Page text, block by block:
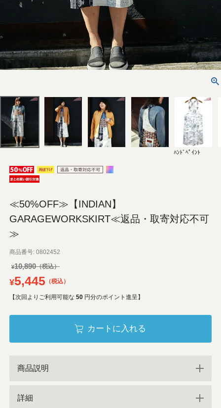
ﾊﾝﾄﾞﾍﾟｲﾝﾄ
≪50%OFF≫【INDIAN】
GARAGEWORKSKIRT≪返品・取寄対応不可
≫
商品番号 0802452
¥10,890
¥5,445 税込
【次回よりご利用可能な 50 円分のポイント進呈】
カートに入れる
商品説明
詳細